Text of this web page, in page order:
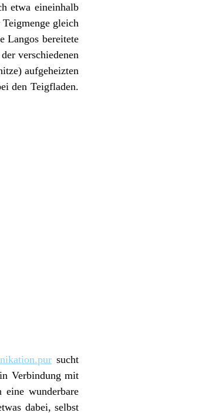
etwa eineinhalb
gleich
Langos bereitete
verschiedenen
aufgeheizten
den Teigfladen.
sucht
Verbindung mit
wunderbare
dabei, selbst